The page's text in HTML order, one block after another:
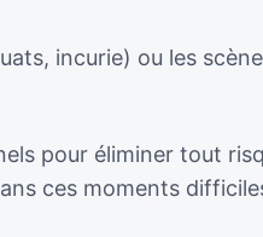
incurie) ou les
pour éliminer tout
ces moments